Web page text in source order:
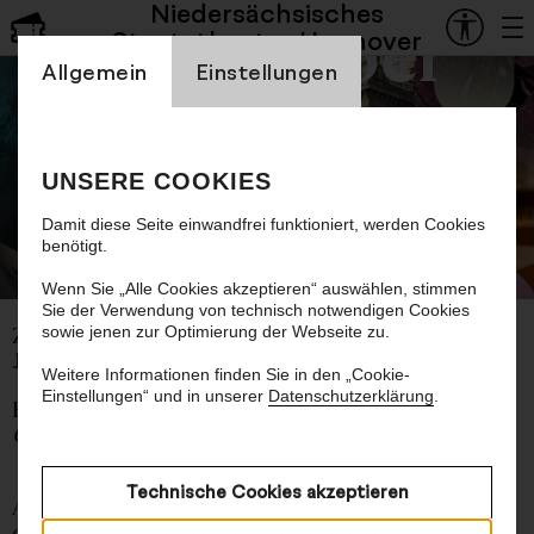
Einstellung Cookienbanner
Allgemein
Einstellungen
UNSERE COOKIES
Damit diese Seite einwandfrei funktioniert, werden Cookies
benötigt.
Wenn Sie „Alle Cookies akzeptieren“ auswählen, stimmen
Sie der Verwendung von technisch notwendigen Cookies
sowie jenen zur Optimierung der Webseite zu.
Weitere Informationen finden Sie in den „Cookie-
Einstellungen“ und in unserer Datenschutzerklärung
Technische Cookies akzeptieren
Niedersächsisches
Staatstheater Hannover
Staatsoper
Great American Songbook
Zu Gast bei Freunden – Der Jazz Club auf
Jubiläumstour
Für Besucher:innen der VorstellungAnything
Goes
Anlässlich seines 60-jährigen Jubiläums gastiert